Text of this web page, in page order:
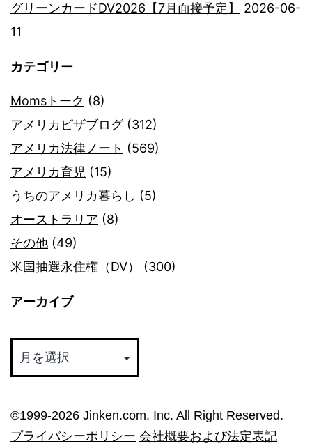
グリーンカードDV2026【7月面接予定】
2026-06-
11
カテゴリー
Momsトーク (8)
アメリカビザブログ(312)
アメリカ法律ノート (569)
アメリカ育児 (15)
うちのアメリカ暮らし (5)
オーストラリア (8)
その他 (49)
米国抽選永住権（DV）
(300)
アーカイブ
カ
ブ
©︎1999-2026 Jinken.com, Inc. All Right Reserved.
プライバシーポリシー 会社概要および法定表記